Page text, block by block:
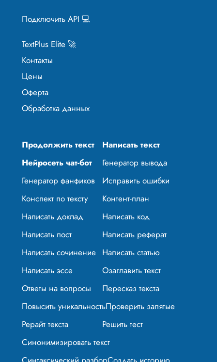
Подключить API 💻
TextPlus Elite 🚀
Контакты
Цены
Оферта
Обработка данных
Продолжить текст
Написать текст
Нейросеть чат-бот
Генератор вывода
Генератор фанфиков
Исправить ошибки
Конспект по тексту
Контент-план
Написать доклад
Написать код
Написать пост
Написать реферат
Написать сочинение Написать статью
Написать эссе
Озаглавить текст
Ответы на вопросы
Пересказ текста
Повысить уникальностьПроверить запятые
Рерайт текста
Решить тест
Синонимизировать текст